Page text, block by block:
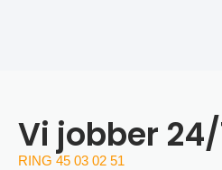
Vi jobber
RING 45 03 02 51